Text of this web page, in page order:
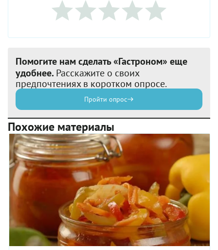
Помогите нам сделать «Гастроном» еще
удобнее. Расскажите о своих
предпочтениях в коротком опросе.
Пройти опрос
Похожие материалы